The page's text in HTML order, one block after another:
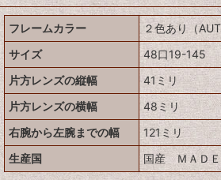
フレームカラー
２色あり（
サイズ
48口19-145
片方レンズの縦幅
41ミリ
片方レンズの横幅
48ミリ
右腕から左腕までの幅
121ミリ
生産国
国産 ＭＡＤ